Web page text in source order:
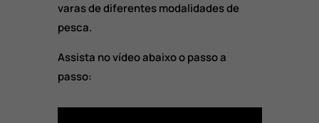
varas de diferentes modalidades de
pesca.
Assista no vídeo abaixo o passo a
passo: